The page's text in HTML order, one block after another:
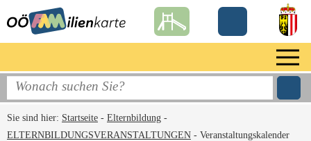
Sie sind hier: Startseite - Elternbildung -
ELTERNBILDUNGSVERANSTALTUNGEN - Veranstaltungskalender